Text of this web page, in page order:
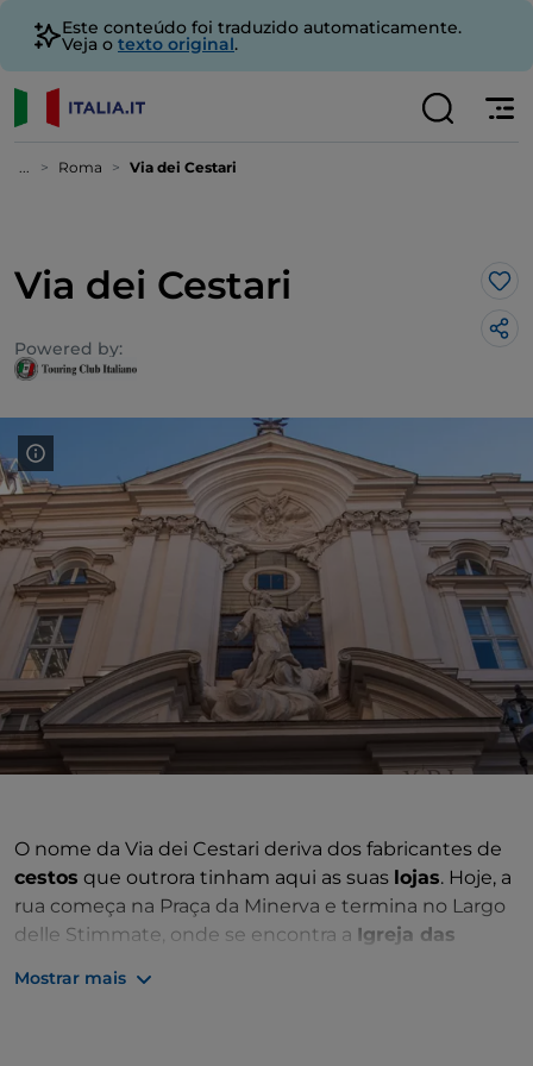
Este conteúdo foi traduzido automaticamente.
Veja o texto original.
... Roma Via dei Cestari
Via dei Cestari
Powered by:
O nome da Via dei Cestari deriva dos fabricantes de
cestos que outrora tinham aqui as suas lojas. Hoje, a
rua começa na Praça da Minerva e termina no Largo
delle Stimmate, onde se encontra a Igreja das
Mostrar mais